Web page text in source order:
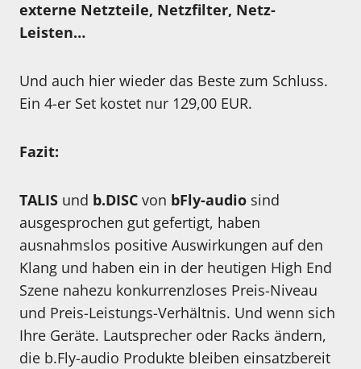
externe Netzteile, Netzfilter, Netz-
Leisten…
Und auch hier wieder das Beste zum Schluss.
Ein 4-er Set kostet nur 129,00 EUR.
Fazit:
TALIS und b.DISC von bFly-audio sind
ausgesprochen gut gefertigt, haben
ausnahmslos positive Auswirkungen auf den
Klang und haben ein in der heutigen High End
Szene nahezu konkurrenzloses Preis-Niveau
und Preis-Leistungs-Verhältnis. Und wenn sich
Ihre Geräte. Lautsprecher oder Racks ändern,
die b.Fly-audio Produkte bleiben einsatzbereit